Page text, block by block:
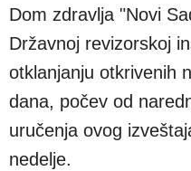
Dom zdravlja "Novi
Državnoj revizorskoj
otklanjanju otkrivenih
dana, počev od
uručenja ovog
nedelje.